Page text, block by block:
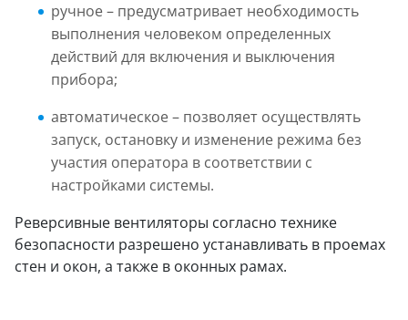
ручное – предусматривает необходимость
выполнения человеком определенных
действий для включения и выключения
прибора;
автоматическое – позволяет осуществлять
запуск, остановку и изменение режима без
участия оператора в соответствии с
настройками системы.
Реверсивные вентиляторы согласно технике
безопасности разрешено устанавливать в проемах
стен и окон, а также в оконных рамах.